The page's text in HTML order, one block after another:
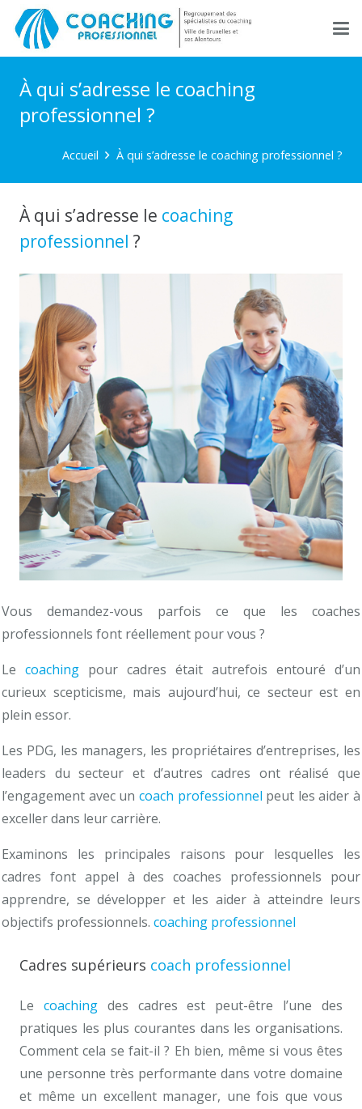
À qui s’adresse le coaching
professionnel ?
Accueil À qui s’adresse le coaching professionnel ?
À qui s’adresse le coaching
professionnel ?
Vous demandez-vous parfois ce que les coaches
professionnels font réellement pour vous ?
Le coaching pour cadres était autrefois entouré d’un
curieux scepticisme, mais aujourd’hui, ce secteur est en
plein essor.
Les PDG, les managers, les propriétaires d’entreprises, les
leaders du secteur et d’autres cadres ont réalisé que
l’engagement avec un coach professionnel peut les aider à
exceller dans leur carrière.
Examinons les principales raisons pour lesquelles les
cadres font appel à des coaches professionnels pour
apprendre, se développer et les aider à atteindre leurs
objectifs professionnels. coaching professionnel
Cadres supérieurs coach professionnel
Le coachingdes cadres est peut-être l’une des
pratiques les plus courantes dans les organisations.
Comment cela se fait-il ? Eh bien, même si vous êtes
une personne très performante dans votre domaine
et même un excellent manager, une fois que vous